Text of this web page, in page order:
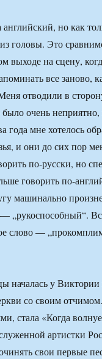
но как
головы. Это
выходе на сцену,
все
отводили в
очень
года мне хотелось
и они до сих пор
по-русски, но
говорить по-
машинально
слово —
началась у Виктории
со своим
стала «Когда
артистки
свои первые